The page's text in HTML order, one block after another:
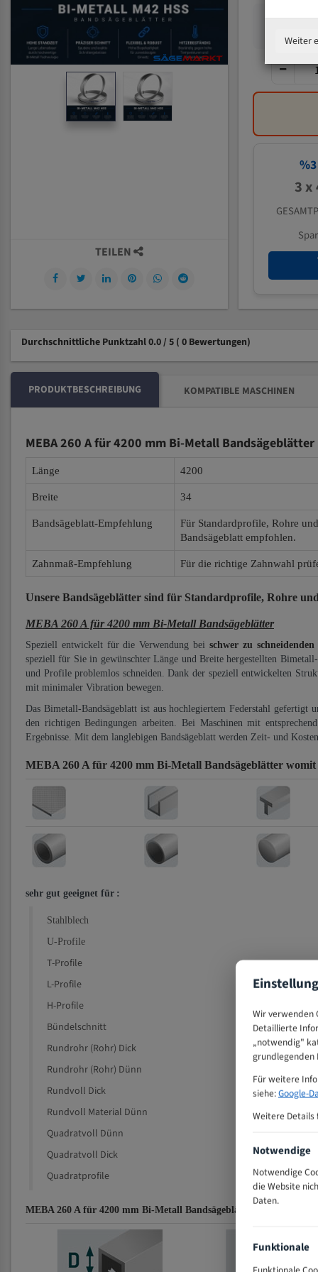
%3
3 x
TEILEN
Durchschnittliche Punktzahl 0.0 / 5 ( 0 Bewertungen)
PRODUKTBESCHREIBUNG KOMPATIBLE MASCHINEN
MEBA 260 A für 4200 mm Bi-Metall Bandsägeblätter
Länge 4200
Breite 34
Bandsägeblatt-Empfehlung
Für Standardprofile, Rohre
Bandsägeblatt empfohlen.
Zahnmaß-Empfehlung Für die richtige Zahnwahl
Unsere Bandsägeblätter sind für Standardprofile, Rohre
MEBA 260 A für 4200 mm Bi-Metall Bandsägeblätter
Speziell entwickelt für die Verwendung bei schwer zu
speziell für Sie in gewünschter Länge und Breite hergestellten
und Profile problemlos schneiden. Dank der speziell entwickelten
mit minimaler Vibration bewegen.
Das Bimetall-Bandsägeblatt ist aus hochlegiertem Federstahl
den richtigen Bedingungen arbeiten. Bei Maschinen mit
Ergebnisse. Mit dem langlebigen Bandsägeblatt werden Zeit- und
MEBA 260 A für 4200 mm Bi-Metall Bandsägeblätter womit
sehr gut geeignet für :
Stahlblech
U-Profile
T-Profile
L-Profile
H-Profile
Bündelschnitt
Rundrohr (Rohr) Dick
Rundrohr (Rohr) Dünn
Rundvoll Dick
Rundvoll Material Dünn
Quadratvoll Dünn
Quadratvoll Dick
Quadratprofile
MEBA 260 A für 4200 mm Bi-Metall Bandsägeblätter
Weiter
Wir verwenden
Detaillierte
„notwendig"
grundlegenden
Für weitere
siehe:Google-
Weitere Details
Notwendige
Notwendige
die Website
Daten.
Funktionale